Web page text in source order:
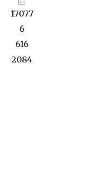
17077
6
616
2084